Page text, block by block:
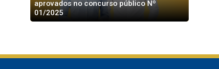
aprovados no concurso público Nº
01/2025